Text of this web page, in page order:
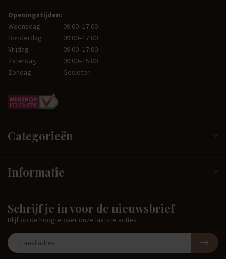
Openingstijden:
Woensdag
09:00–17:00
Donderdag
09:00–17:00
Vrijdag
09:00–17:00
Zaterdag
09:00–15:00
Zondag
Gesloten
Categorieën
Informatie
Schrijf je in voor de nieuwsbrief
Blijf op de hoogte over onze laatste acties